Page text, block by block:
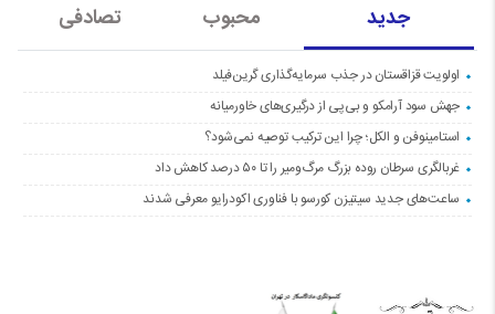
جدید محبوب تصادفی
اولویت قزاقستان در جذب سرمایه‌گذاری گرین‌فیلد
جهش سود آرامکو و بی‌پی از درگیری‌های خاورمیانه
استامینوفن و الکل؛ چرا این ترکیب توصیه نمی‌شود؟
غربالگری سرطان روده بزرگ مرگ‌ومیر را تا ۵۰ درصد کاهش داد
ساعت‌های جدید سیتیزن کورسو با فناوری اکودرایو معرفی شدند